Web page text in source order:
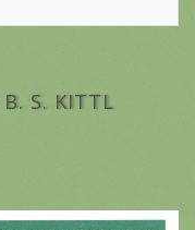
S. KITTL